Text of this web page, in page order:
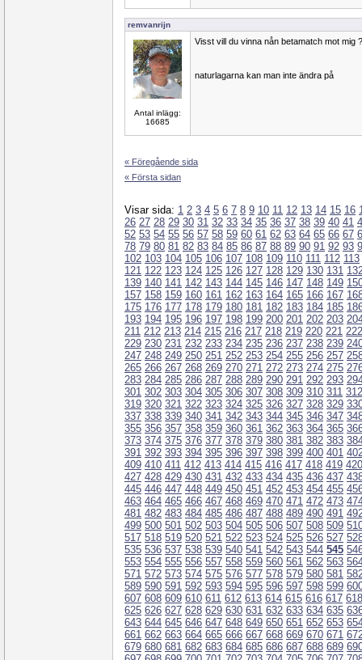
remvanrijn
Antal inlägg:
16685
Visst vill du vinna nån betamatch mot mig ?
naturlagarna kan man inte ändra på
« Föregående sida
« Första sidan
Visar sida: 1 2 3 4 5 6 7 8 9 10 11 12 13 14 15 16
26 27 28 29 30 31 32 33 34 35 36 37 38 39 40 41
52 53 54 55 56 57 58 59 60 61 62 63 64 65 66 67
78 79 80 81 82 83 84 85 86 87 88 89 90 91 92 93
102 103 104 105 106 107 108 109 110 111 112 113
121 122 123 124 125 126 127 128 129 130 131
139 140 141 142 143 144 145 146 147 148 149
157 158 159 160 161 162 163 164 165 166 167
175 176 177 178 179 180 181 182 183 184 185
193 194 195 196 197 198 199 200 201 202 203
211 212 213 214 215 216 217 218 219 220 221 222
229 230 231 232 233 234 235 236 237 238 239
247 248 249 250 251 252 253 254 255 256 257
265 266 267 268 269 270 271 272 273 274 275
283 284 285 286 287 288 289 290 291 292 293
301 302 303 304 305 306 307 308 309 310 311 312
319 320 321 322 323 324 325 326 327 328 329
337 338 339 340 341 342 343 344 345 346 347
355 356 357 358 359 360 361 362 363 364 365
373 374 375 376 377 378 379 380 381 382 383
391 392 393 394 395 396 397 398 399 400 401
409 410 411 412 413 414 415 416 417 418 419 420
427 428 429 430 431 432 433 434 435 436 437
445 446 447 448 449 450 451 452 453 454 455
463 464 465 466 467 468 469 470 471 472 473
481 482 483 484 485 486 487 488 489 490 491
499 500 501 502 503 504 505 506 507 508 509
517 518 519 520 521 522 523 524 525 526 527
535 536 537 538 539 540 541 542 543 544 545
553 554 555 556 557 558 559 560 561 562 563
571 572 573 574 575 576 577 578 579 580 581
589 590 591 592 593 594 595 596 597 598 599
607 608 609 610 611 612 613 614 615 616 617 618
625 626 627 628 629 630 631 632 633 634 635
643 644 645 646 647 648 649 650 651 652 653
661 662 663 664 665 666 667 668 669 670 671
679 680 681 682 683 684 685 686 687 688 689